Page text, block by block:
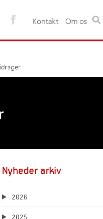
Kontakt Om os
Nyheder arkiv
2026
2025